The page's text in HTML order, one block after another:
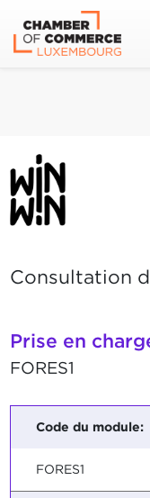
Consultation
Prise en
FORES1
Code du module:
FORES1